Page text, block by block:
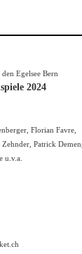
Egelsee Bern
2024
Florian Favre,
Patrick
u.v.a.